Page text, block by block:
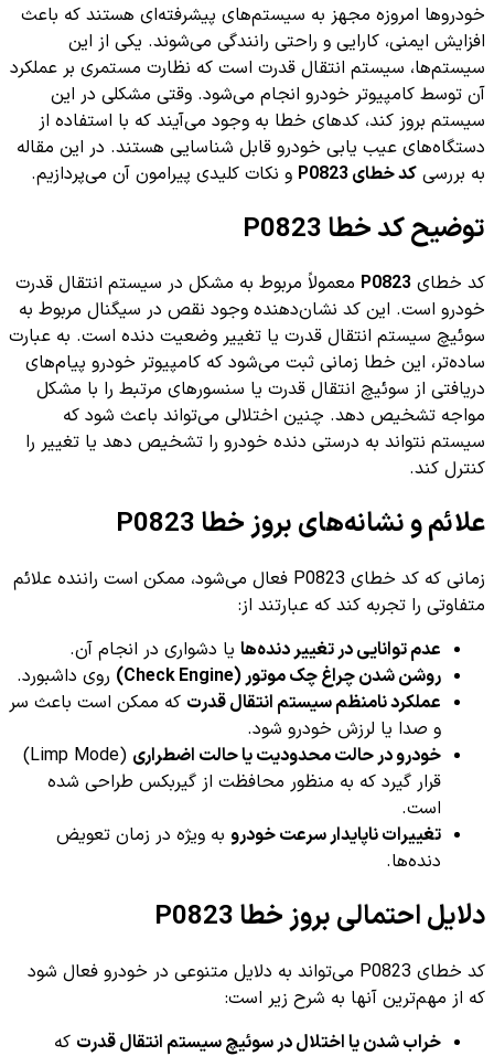
خودروها امروزه مجهز به سیستم‌های پیشرفته‌ای هستند که باعث
افزایش ایمنی، کارایی و راحتی رانندگی می‌شوند. یکی از این
سیستم‌ها، سیستم انتقال قدرت است که نظارت مستمری بر عملکرد
آن توسط کامپیوتر خودرو انجام می‌شود. وقتی مشکلی در این
سیستم بروز کند، کدهای خطا به وجود می‌آیند که با استفاده از
دستگاه‌های عیب یابی خودرو قابل شناسایی هستند. در این مقاله
به بررسی کد خطای P0823 و نکات کلیدی پیرامون آن می‌پردازیم.
توضیح کد خطا P0823
کد خطای P0823 معمولاً مربوط به مشکل در سیستم انتقال قدرت
خودرو است. این کد نشان‌دهنده وجود نقص در سیگنال مربوط به
سوئیچ سیستم انتقال قدرت یا تغییر وضعیت دنده‌ است. به عبارت
ساده‌تر، این خطا زمانی ثبت می‌شود که کامپیوتر خودرو پیام‌های
دریافتی از سوئیچ انتقال قدرت یا سنسورهای مرتبط را با مشکل
مواجه تشخیص دهد. چنین اختلالی می‌تواند باعث شود که
سیستم نتواند به درستی دنده خودرو را تشخیص دهد یا تغییر را
کنترل کند.
علائم و نشانه‌های بروز خطا P0823
زمانی که کد خطای P0823 فعال می‌شود، ممکن است راننده علائم
متفاوتی را تجربه کند که عبارتند از:
عدم توانایی در تغییر دنده‌ها یا دشواری در انجام آن.
روشن شدن چراغ چک موتور (Check Engine)
روی داشبورد.
عملکرد نامنظم سیستم انتقال قدرت که ممکن است باعث سر
و صدا یا لرزش خودرو شود.
خودرو در حالت محدودیت یا حالت اضطراری
(Limp Mode)
قرار گیرد که به منظور محافظت از گیربکس طراحی شده
است.
تغییرات ناپایدار سرعت خودرو به ویژه در زمان تعویض
دنده‌ها.
دلایل احتمالی بروز خطا P0823
کد خطای P0823 می‌تواند به دلایل متنوعی در خودرو فعال شود
که از مهم‌ترین آنها به شرح زیر است:
خراب شدن یا اختلال در سوئیچ سیستم انتقال قدرت که